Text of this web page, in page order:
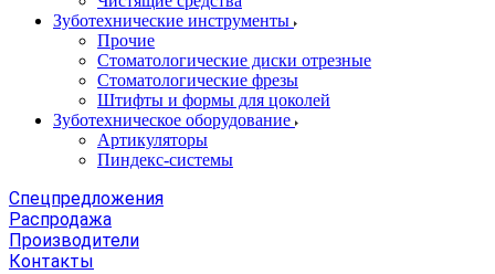
Зуботехнические инструменты
Прочие
Стоматологические диски отрезные
Стоматологические фрезы
Штифты и формы для цоколей
Зуботехническое оборудование
Артикуляторы
Пиндекс-системы
Спецпредложения
Распродажа
Производители
Контакты